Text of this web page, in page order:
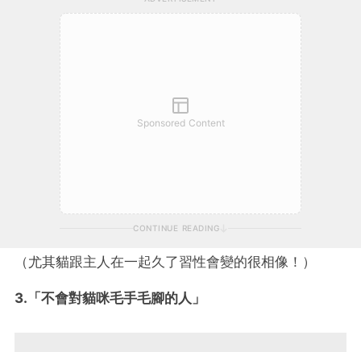
Sponsored Content
CONTINUE READING
（尤其貓跟主人在一起久了習性會變的很相像！）
3.「不會對貓咪毛手毛腳的人」